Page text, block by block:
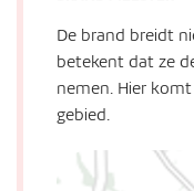
De brand breidt
betekent dat ze
nemen. Hier
gebied.